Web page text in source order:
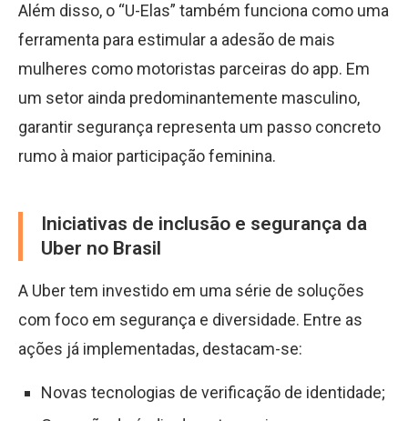
Além disso, o “U-Elas” também funciona como uma
ferramenta para estimular a adesão de mais
mulheres como motoristas parceiras do app. Em
um setor ainda predominantemente masculino,
garantir segurança representa um passo concreto
rumo à maior participação feminina.
Iniciativas de inclusão e segurança da
Uber no Brasil
A Uber tem investido em uma série de soluções
com foco em segurança e diversidade. Entre as
ações já implementadas, destacam-se:
Novas tecnologias de verificação de identidade;